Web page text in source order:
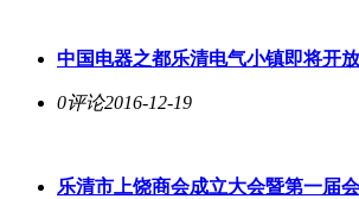
中国电器之都乐清电气小镇即将开
0评论2016-12-19
乐清市上饶商会成立大会暨第一届